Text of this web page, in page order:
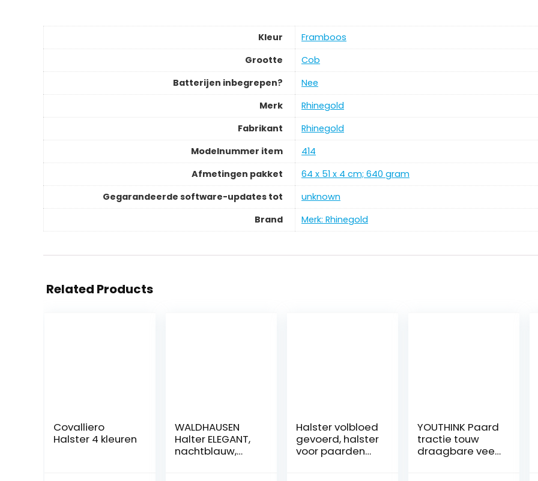
Kleur
‎Framboos
Grootte
‎Cob
Batterijen inbegrepen?
‎Nee
Merk
‎Rhinegold
Fabrikant
‎Rhinegold
Modelnummer item
‎414
Afmetingen pakket
‎64 x 51 x 4 cm; 640 gram
Gegarandeerde software-updates tot
‎unknown
Brand
Merk: Rhinegold
Related Products
Covalliero
Halster 4 kleuren
WALDHAUSEN
Halter ELEGANT,
nachtblauw,
Halster volbloed
gevoerd, halster
voor paarden
YOUTHINK Paard
tractie touw
draagbare vee